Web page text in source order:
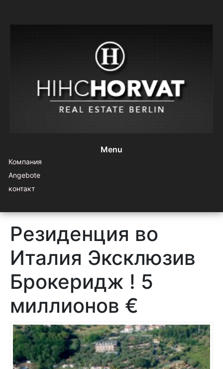
Menu
Компания
Angebote
контакт
Резиденция во
Италия Эксклюзив
Брокеридж ! 5
миллионов €